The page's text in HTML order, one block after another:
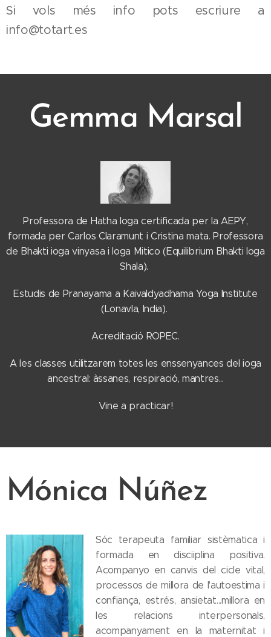
Si vols més info pots escriure a
info@totart.es
Gemma Marsal
Professora de Hatha Ioga certificada per la AEPY,
formada per Carlos Claramunt i Cristina mata. Professora
de Bhakti ioga vinyasa i Ioga Mitico (Equilibrium Bhakti Ioga
Shala).
Estudis de Pranayama a Kaivaldyadhama Yoga Institute
(Lonavla, India).
Acreditació ROPEC.
A les classes utilitzarem totes les enssenyances del ioga
ancestral: àssanes, respiració, mantres...
Vine a practicar!
Mónica Núñez
Sóc terapeuta familiar sistèmatica i
formada en disciiplina positiva.
Acompanyo en canvis del cicle vital,
processos de millora de l'autoestima i
confiança, estrés, ansietat...millora en
les relacions interpersonals,
acompanyament en la maternitat i